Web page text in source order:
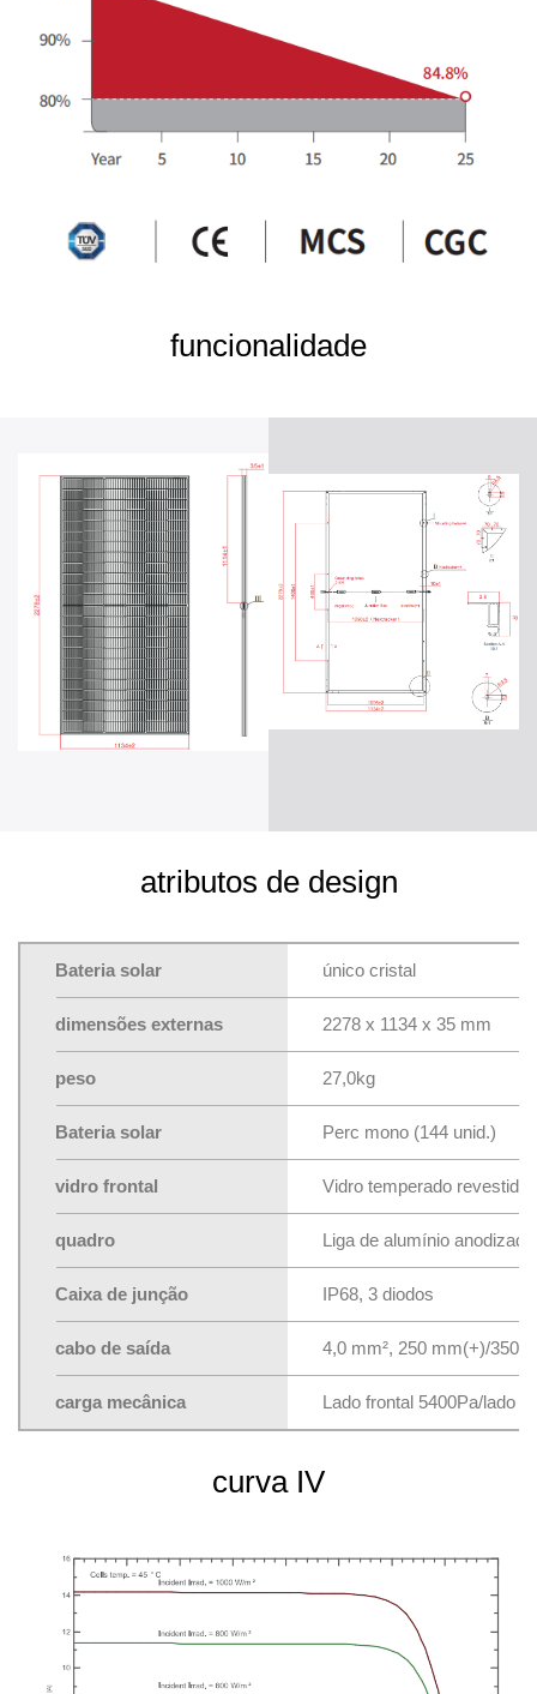
funcionalidade
atributos de design
Bateria solar único cristal
dimensões externas 2278 x 1134 x 35 mm
peso 27,0kg
Bateria solar Perc mono (144 unid.)
vidro frontal Vidro temperado revestido
quadro Liga de alumínio anodizado
Caixa de junção IP68, 3 diodos
cabo de saída 4,0 mm², 250 mm(+)/350
carga mecânica Lado frontal 5400Pa/lado
curva IV